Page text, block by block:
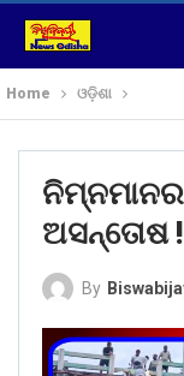
Home ଓଡ଼ିଶା
ଅସନ୍ତୋଷ !
By